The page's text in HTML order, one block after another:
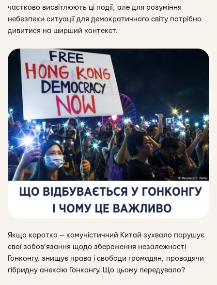
частково висвітлюють ці події, але для розуміння
небезпеки ситуації для демократичного світу потрібно
дивитися на ширший контекст.
Якщо коротко — комуністичний Китай зухвало порушує
свої зобов’язання щодо збереження незалежності
Гонконгу, знищує права і свободи громадян, проводячи
гібридну анексію Гонконгу. Що цьому передувало?